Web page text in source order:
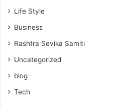
Life Style
Business
Rashtra Sevika Samiti
Uncategorized
blog
Tech